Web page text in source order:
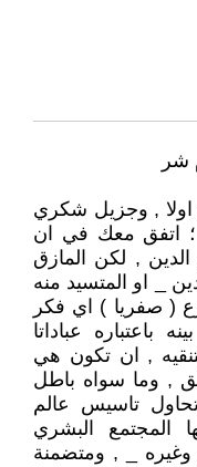
اولا , وجزيل شكري
؛ اتفق معك في ان
الدين , لكن المازق
_ او المتسيد منه
( صفريا ) اي فكر
باعتباره عباداتا
, ان تكون هي
, وما سواه باطل
تاسيس عالم
المجتمع البشري
وغيره _ , ومتضمنة